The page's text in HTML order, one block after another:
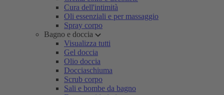
Cura dell'intimità
Oli essenziali e per massaggio
Spray corpo
Bagno e doccia
Visualizza tutti
Gel doccia
Olio doccia
Docciaschiuma
Scrub corpo
Sali e bombe da bagno